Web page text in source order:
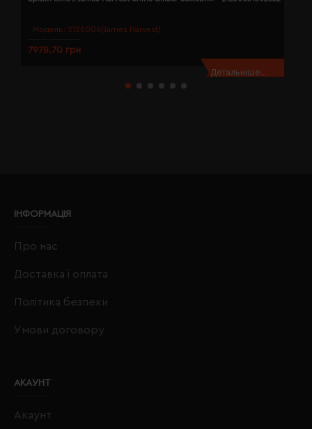
Модель: 2126006(James Harvest)
7978.70 грн
Детальніше...
ІНФОРМАЦІЯ
Про нас
Доставка і оплата
Політика безпеки
Умови договору
АКАУНТ
Акаунт